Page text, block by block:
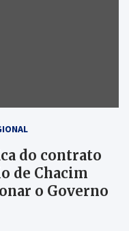
do contrato
de Chacim
o Governo